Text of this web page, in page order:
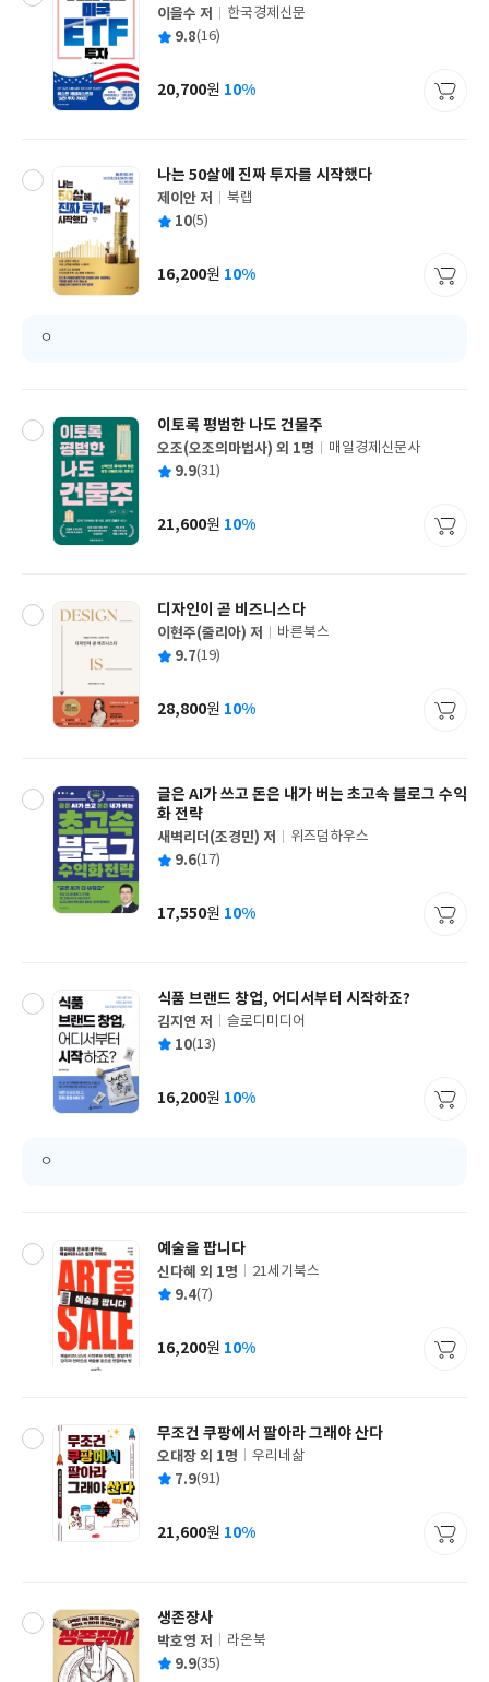
글
쓴
이을수 저
출
사
한국경제신문
평 9.8(16)
가
20,700원 10%
나는 50살에 진짜 투자를 시작했다
글
쓴
제이안 저
출
사
북랩
평 10(5)
가
16,200원 10%
ㅇ
이토록 평범한 나도 건물주
글
쓴
오조(오조의마법사) 외 1명
출
사
매일경제신문사
평 9.9(31)
가
21,600원 10%
디자인이 곧 비즈니스다
글
쓴
이현주(줄리아) 저
출
사
바른북스
평 9.7(19)
가
28,800원 10%
글은 AI가 쓰고 돈은 내가 버는 초고속 블로그 수익
화 전략
글
쓴
새벽리더(조경민) 저
출
사
위즈덤하우스
평 9.6(17)
가
17,550원 10%
식품 브랜드 창업, 어디서부터 시작하죠?
글
쓴
김지연 저
출
사
슬로디미디어
평 10(13)
가
16,200원 10%
ㅇ
예술을 팝니다
글
쓴
신다혜 외 1명
출
사
21세기북스
평 9.4(7)
가
16,200원 10%
무조건 쿠팡에서 팔아라 그래야 산다
글
쓴
오대장 외 1명
출
사
우리네삶
평 7.9(91)
가
21,600원 10%
생존장사
글
쓴
박호영 저
출
라온북
평 9.9(35)